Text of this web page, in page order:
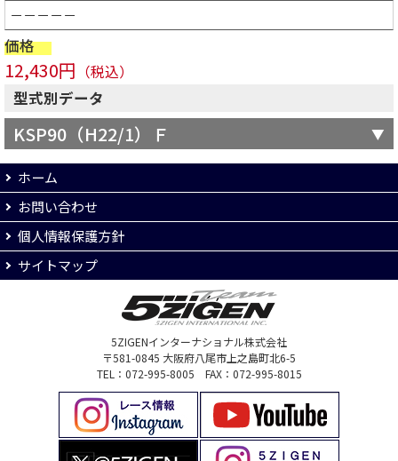
－－－－－
価格
12,430円 （税込）
型式別データ
KSP90（H22/1）Ｆ
ホーム
お問い合わせ
個人情報保護方針
サイトマップ
5ZIGENインターナショナル株式会社
〒581-0845 大阪府八尾市上之島町北6-5
TEL：072-995-8005 FAX：072-995-8015